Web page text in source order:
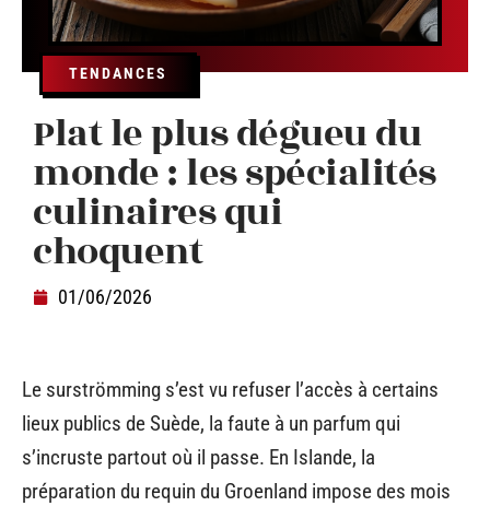
TENDANCES
Plat le plus dégueu du
monde : les spécialités
culinaires qui
choquent
01/06/2026
Le surströmming s’est vu refuser l’accès à certains
lieux publics de Suède, la faute à un parfum qui
s’incruste partout où il passe. En Islande, la
préparation du requin du Groenland impose des mois